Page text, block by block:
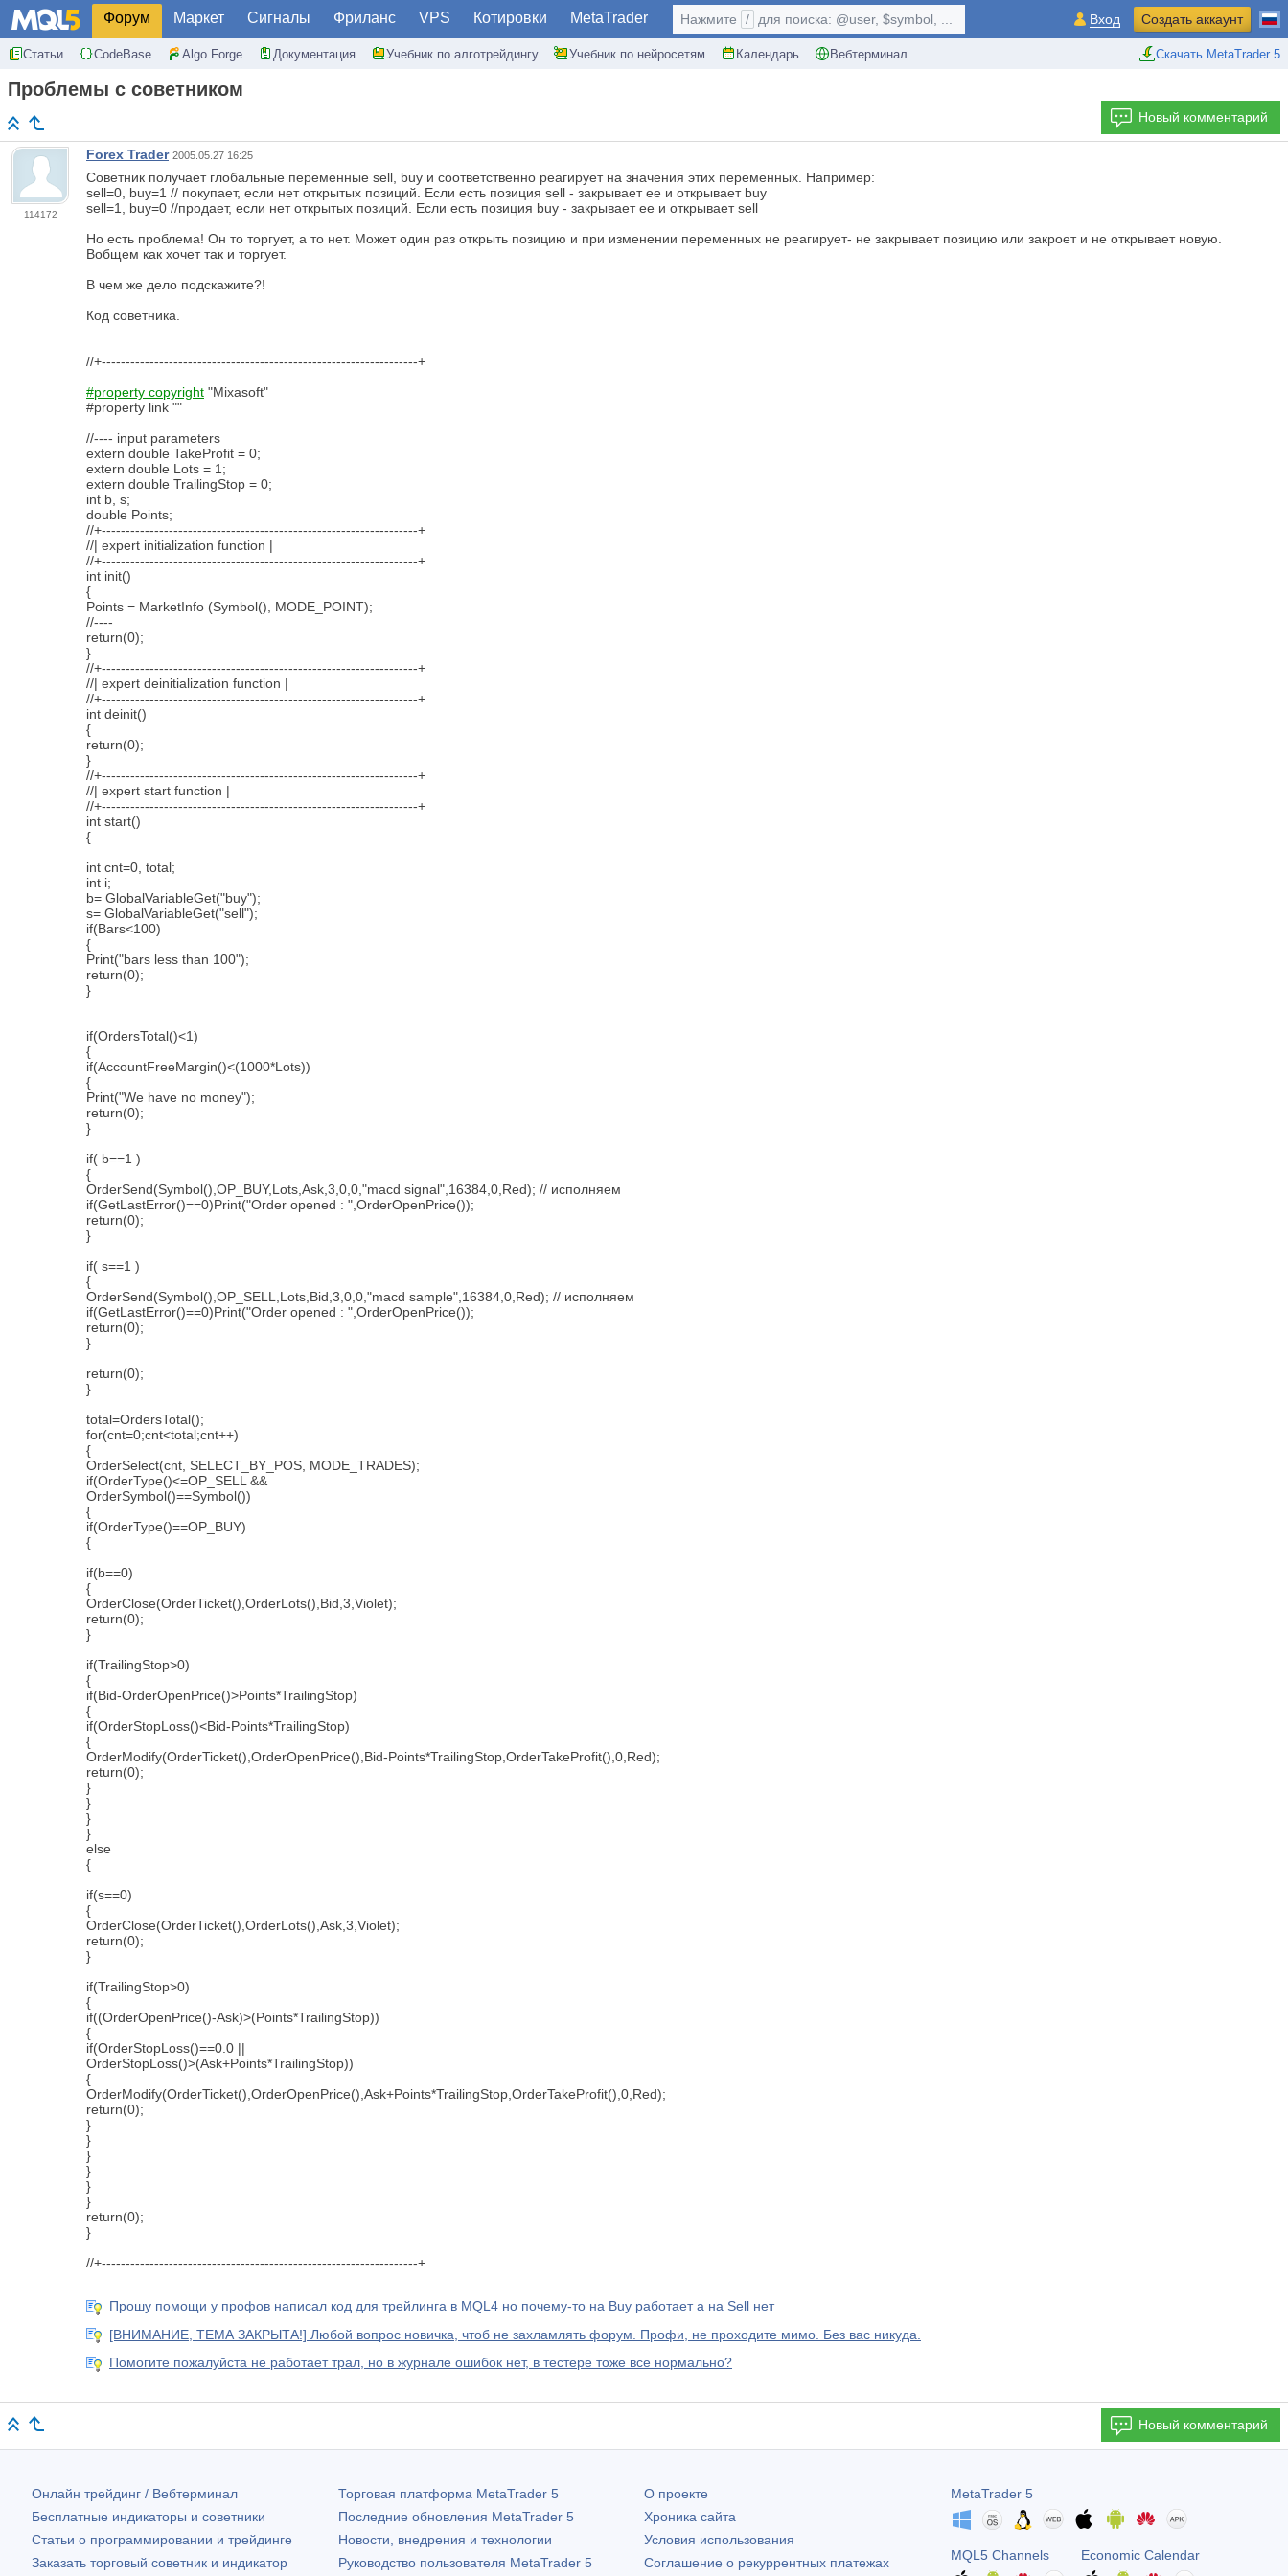
Форум Маркет Сигналы Фриланс VPS Котировки MetaTrader
Статьи CodeBase Algo Forge Документация Учебник по алготрейдингу Учебник по нейросетям Календарь Вебтерминал Скачать MetaTrader 5
Нажмите / для поиска: @user, $symbol, ... Вход Создать аккаунт
Проблемы с советником
Новый комментарий
114172
Forex Trader 2005.05.27 16:25
Советник получает глобальные переменные sell, buy и соответственно реагирует на значения этих переменных. Например:
sell=0, buy=1 // покупает, если нет открытых позиций. Если есть позиция sell - закрывает ее и открывает buy
sell=1, buy=0 //продает, если нет открытых позиций. Если есть позиция buy - закрывает ее и открывает sell
Но есть проблема! Он то торгует, а то нет. Может один раз открыть позицию и при изменении переменных не реагирует- не закрывает позицию или закроет и не открывает новую.
Вобщем как хочет так и торгует.
В чем же дело подскажите?!
Код советника.
//+------------------------------------------------------------------+
#property copyright "Mixasoft"
#property link ""
//---- input parameters
extern double TakeProfit = 0;
extern double Lots = 1;
extern double TrailingStop = 0;
int b, s;
double Points;
//+------------------------------------------------------------------+
//| expert initialization function |
//+------------------------------------------------------------------+
int init()
{
Points = MarketInfo (Symbol(), MODE_POINT);
//----
return(0);
}
//+------------------------------------------------------------------+
//| expert deinitialization function |
//+------------------------------------------------------------------+
int deinit()
{
return(0);
}
//+------------------------------------------------------------------+
//| expert start function |
//+------------------------------------------------------------------+
int start()
{
int cnt=0, total;
int i;
b= GlobalVariableGet("buy");
s= GlobalVariableGet("sell");
if(Bars<100)
{
Print("bars less than 100");
return(0);
}
if(OrdersTotal()<1)
{
if(AccountFreeMargin()<(1000*Lots))
{
Print("We have no money");
return(0);
}
if( b==1 )
{
OrderSend(Symbol(),OP_BUY,Lots,Ask,3,0,0,"macd signal",16384,0,Red); // исполняем
if(GetLastError()==0)Print("Order opened : ",OrderOpenPrice());
return(0);
}
if( s==1 )
{
OrderSend(Symbol(),OP_SELL,Lots,Bid,3,0,0,"macd sample",16384,0,Red); // исполняем
if(GetLastError()==0)Print("Order opened : ",OrderOpenPrice());
return(0);
}
return(0);
}
total=OrdersTotal();
for(cnt=0;cnt<total;cnt++)
{
OrderSelect(cnt, SELECT_BY_POS, MODE_TRADES);
if(OrderType()<=OP_SELL &&
OrderSymbol()==Symbol())
{
if(OrderType()==OP_BUY)
{
if(b==0)
{
OrderClose(OrderTicket(),OrderLots(),Bid,3,Violet);
return(0);
}
if(TrailingStop>0)
{
if(Bid-OrderOpenPrice()>Points*TrailingStop)
{
if(OrderStopLoss()<Bid-Points*TrailingStop)
{
OrderModify(OrderTicket(),OrderOpenPrice(),Bid-Points*TrailingStop,OrderTakeProfit(),0,Red);
return(0);
}
}
}
}
else
{
if(s==0)
{
OrderClose(OrderTicket(),OrderLots(),Ask,3,Violet);
return(0);
}
if(TrailingStop>0)
{
if((OrderOpenPrice()-Ask)>(Points*TrailingStop))
{
if(OrderStopLoss()==0.0 ||
OrderStopLoss()>(Ask+Points*TrailingStop))
{
OrderModify(OrderTicket(),OrderOpenPrice(),Ask+Points*TrailingStop,OrderTakeProfit(),0,Red);
return(0);
}
}
}
}
}
}
return(0);
}
//+------------------------------------------------------------------+
Прошу помощи у профов написал код для трейлинга в MQL4 но почему-то на Buy работает а на Sell нет
[ВНИМАНИЕ, ТЕМА ЗАКРЫТА!] Любой вопрос новичка, чтоб не захламлять форум. Профи, не проходите мимо. Без вас никуда.
Помогите пожалуйста не работает трал, но в журнале ошибок нет, в тестере тоже все нормально?
Новый комментарий
Онлайн трейдинг / Вебтерминал
Бесплатные индикаторы и советники
Статьи о программировании и трейдинге
Заказать торговый советник и индикатор
Торговая платформа MetaTrader 5
Последние обновления MetaTrader 5
Новости, внедрения и технологии
Руководство пользователя MetaTrader 5
О проекте
Хроника сайта
Условия использования
Соглашение о рекуррентных платежах
MetaTrader 5
MQL5 Channels Economic Calendar